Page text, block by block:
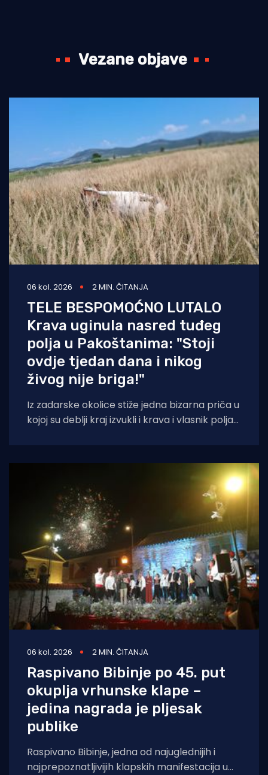
Vezane objave
06 kol. 2026 2 MIN. ČITANJA
TELE BESPOMOĆNO LUTALO
Krava uginula nasred tuđeg
polja u Pakoštanima: "Stoji
ovdje tjedan dana i nikog
živog nije briga!"
Iz zadarske okolice stiže jedna bizarna priča u
kojoj su deblji kraj izvukli i krava i vlasnik polja
06 kol. 2026 2 MIN. ČITANJA
Raspivano Bibinje po 45. put
okuplja vrhunske klape –
jedina nagrada je pljesak
publike
Raspivano Bibinje, jedna od najuglednijih i
najprepoznatljivijih klapskih manifestacija u